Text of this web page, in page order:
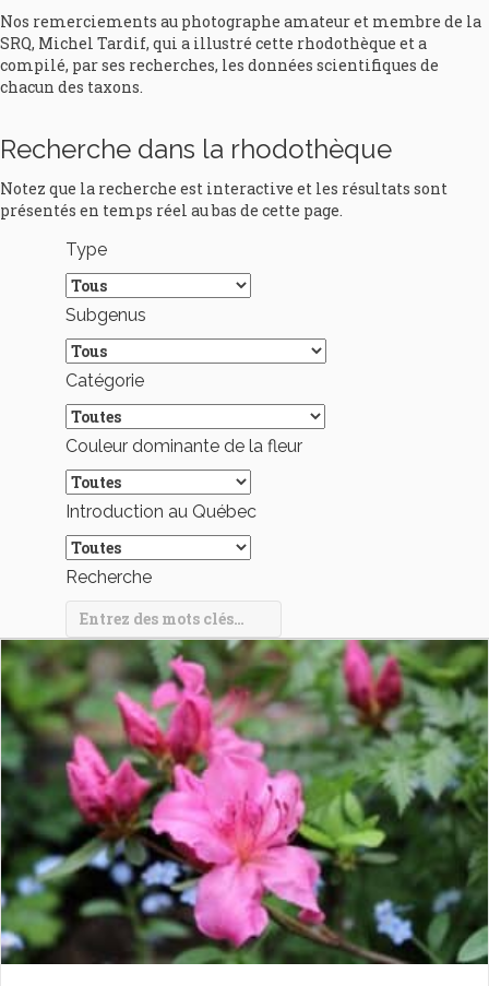
Nos remerciements au photographe amateur et membre de la
SRQ, Michel Tardif, qui a illustré cette rhodothèque et a
compilé, par ses recherches, les données scientifiques de
chacun des taxons.
Recherche dans la rhodothèque
Notez que la recherche est interactive et les résultats sont
présentés en temps réel au bas de cette page.
Type
Subgenus
Catégorie
Couleur dominante de la fleur
Introduction au Québec
Recherche